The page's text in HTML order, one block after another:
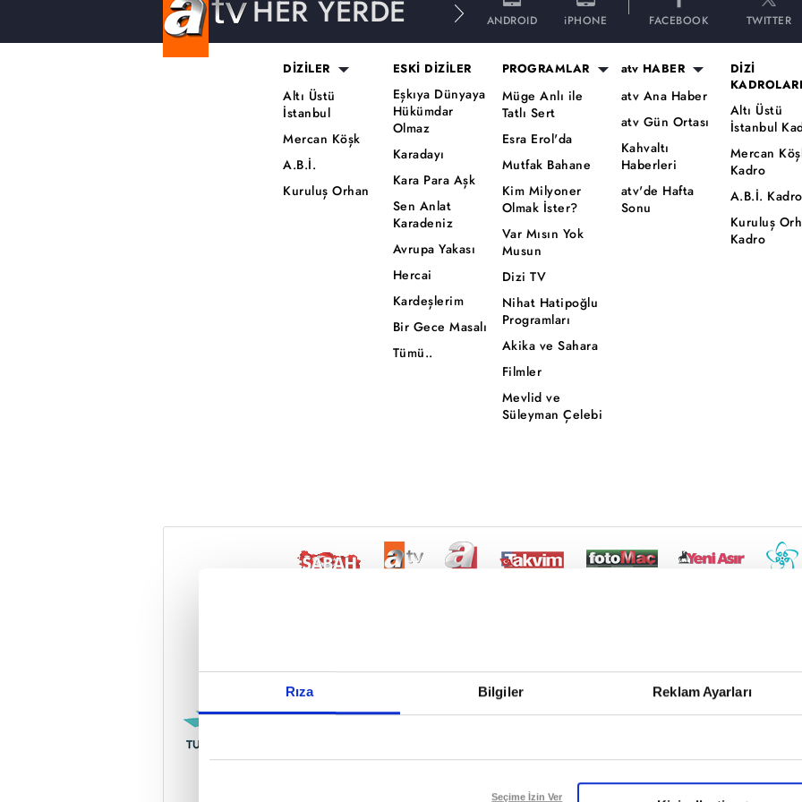
Rıza Bilgiler Reklam Ayarları
Reddet
Seçime İzin Ver
HER YERDE ANDROID iPHONE FACEBOOK TWITTER
DİZİLER
Altı Üstü
İstanbul
Mercan Köşk
A.B.İ.
Kuruluş Orhan
ESKİ DİZİLER
Eşkıya Dünyaya
Hükümdar
Olmaz
Karadayı
Kara Para Aşk
Sen Anlat
Karadeniz
Avrupa Yakası
Hercai
Kardeşlerim
Bir Gece Masalı
Tümü..
PROGRAMLAR
Müge Anlı ile
Tatlı Sert
Esra Erol'da
Mutfak Bahane
Kim Milyoner
Olmak İster?
Var Mısın Yok
Musun
Dizi TV
Nihat Hatipoğlu
Programları
Akika ve Sahara
Filmler
Mevlid ve
Süleyman Çelebi
atv HABER
atv Ana Haber
atv Gün Ortası
Kahvaltı
Haberleri
atv'de Hafta
Sonu
DİZİ
Altı Üstü
İstanbul
Mercan
Kadro
A.B.İ. Kadro
Kuruluş
Kadro